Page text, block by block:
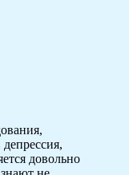
довольно